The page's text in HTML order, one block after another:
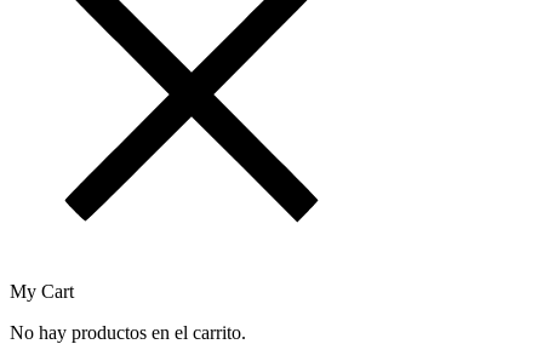
My Cart
No hay productos en el carrito.